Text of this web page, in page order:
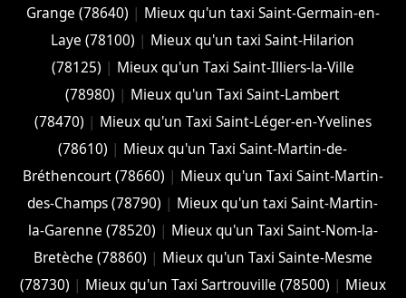
Grange (78640) | Mieux qu'un taxi Saint-Germain-en-
Laye (78100) | Mieux qu'un taxi Saint-Hilarion
(78125) | Mieux qu'un Taxi Saint-Illiers-la-Ville
(78980) | Mieux qu'un Taxi Saint-Lambert
(78470) | Mieux qu'un Taxi Saint-Léger-en-Yvelines
(78610) | Mieux qu'un Taxi Saint-Martin-de-
Bréthencourt (78660) | Mieux qu'un Taxi Saint-Martin-
des-Champs (78790) | Mieux qu'un taxi Saint-Martin-
la-Garenne (78520) | Mieux qu'un Taxi Saint-Nom-la-
Bretèche (78860) | Mieux qu'un Taxi Sainte-Mesme
(78730) | Mieux qu'un Taxi Sartrouville (78500) | Mieux